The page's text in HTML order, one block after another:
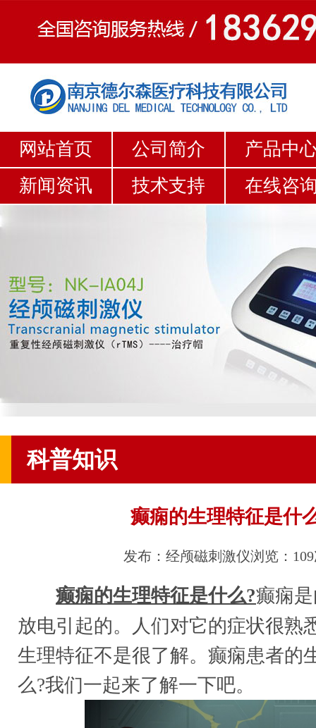
网站首页 公司简介
产品中
新闻资讯
技术支持 在线咨
科普知识
癫痫的生理特征是什
发布：经颅磁刺激仪浏览：
癫痫的生理特征是什么?癫痫
放电引起的。人们对它的症状很熟
生理特征不是很了解。癫痫患者的
么?我们一起来了解一下吧。